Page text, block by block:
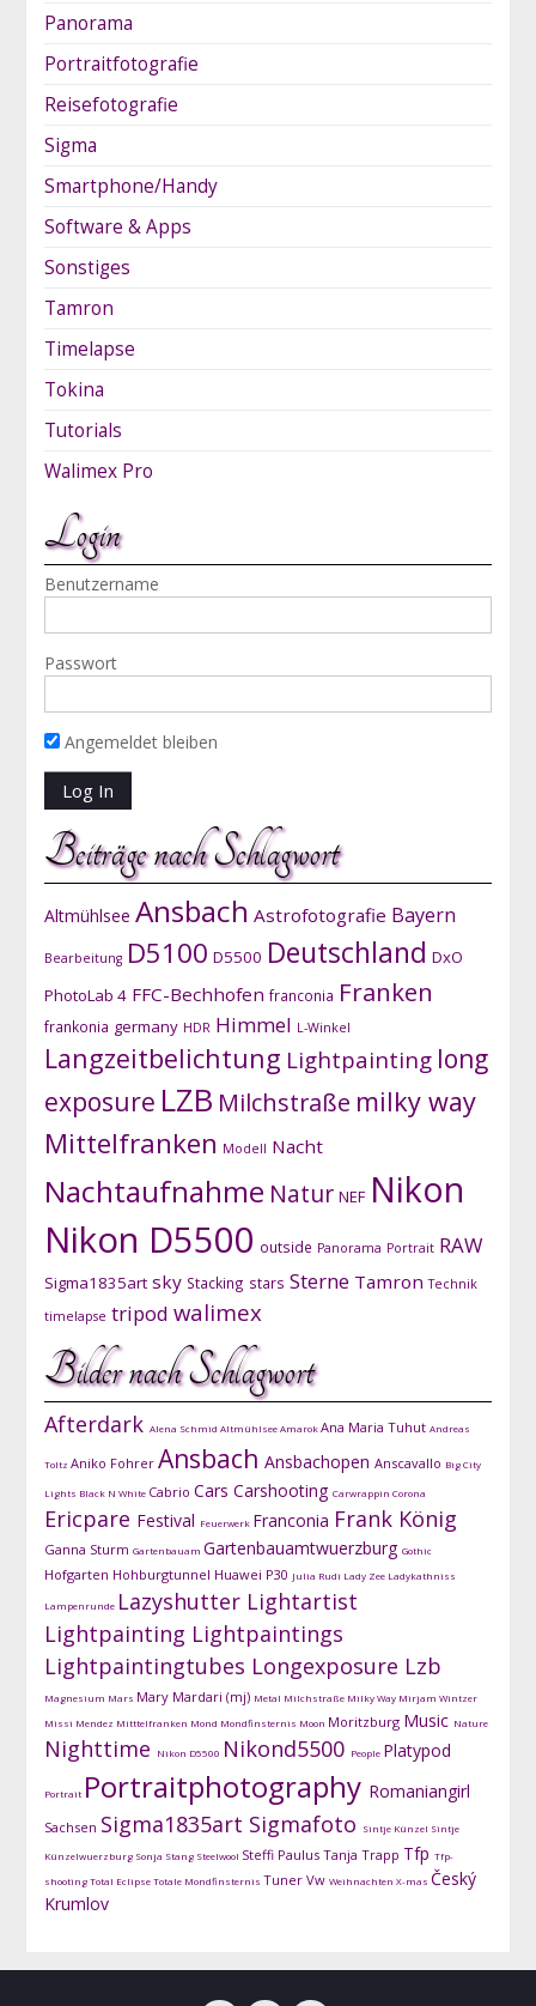
Panorama
Portraitfotografie
Reisefotografie
Sigma
Smartphone/Handy
Software & Apps
Sonstiges
Tamron
Timelapse
Tokina
Tutorials
Walimex Pro
Login
Benutzername
Passwort
Angemeldet bleiben
Beiträge nach Schlagwort
Altmühlsee Ansbach Astrofotografie Bayern
Bearbeitung D5100 D5500 Deutschland DxO
PhotoLab 4 FFC-Bechhofen franconia Franken
frankonia germany HDR Himmel L-Winkel
Langzeitbelichtung Lightpainting long
exposure LZB Milchstraße milky way
Mittelfranken Modell Nacht
Nachtaufnahme Natur NEF Nikon
Nikon D5500 outside Panorama Portrait RAW
Sigma1835art sky Stacking stars Sterne Tamron Technik
timelapse tripod walimex
Bilder nach Schlagwort
Afterdark Alena Schmid AltmühlseeAmarokAna Maria Tuhut Andreas
Toltz Aniko Fohrer Ansbach Ansbachopen Anscavallo Big City
Lights Black N White Cabrio Cars Carshooting Carwrappin Corona
Ericpare Festival Feuerwerk Franconia Frank König
Ganna Sturm Gartenbauam Gartenbauamtwuerzburg Gothic
Hofgarten Hohburgtunnel Huawei P30 Julia Rudi Lady Zee Ladykathniss
Lampenrunde Lazyshutter Lightartist
Lightpainting Lightpaintings
Lightpaintingtubes Longexposure Lzb
Magnesium Mars Mary Mardari (mj) Metal Milchstraße Milky Way Mirjam Wintzer
Missi Mendez Mitttelfranken Mond Mondfinsternis Moon Moritzburg Music Nature
Nighttime Nikon D5500 Nikond5500 People Platypod
Portrait Portraitphotography Romaniangirl
Sachsen Sigma1835art Sigmafoto Sintje Künzel Sintje
Künzelwuerzburg Sonja Stang Steelwool Steffi Paulus Tanja Trapp Tfp Tfp-
shootingTotal EclipseTotale Mondfinsternis Tuner Vw Weihnachten X-mas Český
Krumlov